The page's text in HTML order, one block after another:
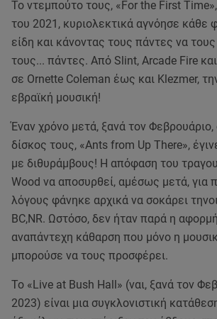
Το ντεμπούτο τους, «For the First
του 2021, κυριολεκτικά αγνόησε κάθε
είδη και κάνοντας τους πάντες να
τους... πάντες. Από Slint, Arcade Fire
σε Ornette Coleman έως και Klezmer,
εβραϊκή μουσική!
Έναν χρόνο μετά, ξανά τον
δίσκος τους, «Αnts from Up There»,
με διθυράμβους! Η απόφαση του
Wood να αποσυρθεί, αμέσως μετά, για
λόγους φάνηκε αρχικά να σοκάρει
BC,NR. Ωστόσο, δεν ήταν παρά η
αναπάντεχη κάθαρση που μόνο η
μπορούσε να τους προσφέρει.
Το «Live at Bush Hall» (ναι, ξανά τον
2023) είναι μια συγκλονιστική